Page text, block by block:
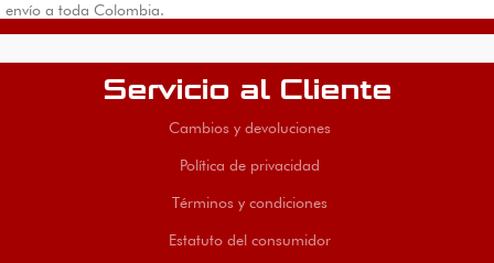
envío a toda Colombia.
Servicio al Cliente
Cambios y devoluciones
Política de privacidad
Términos y condiciones
Estatuto del consumidor